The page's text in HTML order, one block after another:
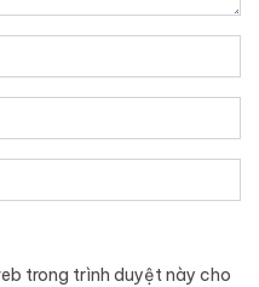
trong trình duyệt này cho